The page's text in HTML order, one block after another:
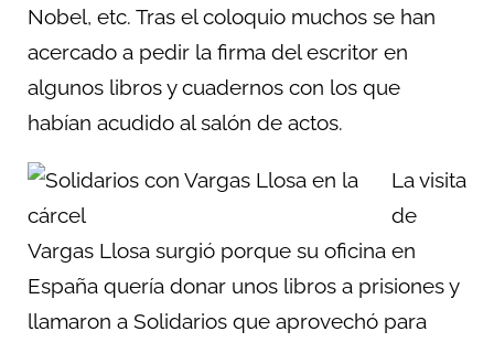
Nobel, etc. Tras el coloquio muchos se han
acercado a pedir la firma del escritor en
algunos libros y cuadernos con los que
habían acudido al salón de actos.
La visita
de
Vargas Llosa surgió porque su oficina en
España quería donar unos libros a prisiones y
llamaron a Solidarios que aprovechó para